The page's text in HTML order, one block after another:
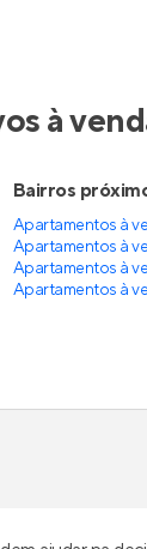
à
Bairros
Apartamentos à
Apartamentos à
Apartamentos à
Apartamentos à